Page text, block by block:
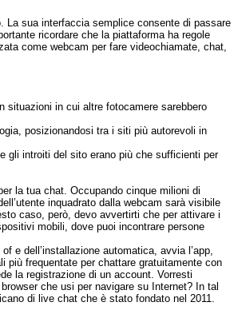
La sua interfaccia semplice consente di passare
ricordare che la piattaforma ha regole
come webcam per fare videochiamate, chat,
situazioni in cui altre fotocamere sarebbero
posizionandosi tra i siti più autorevoli in
gli introiti del sito erano più che sufficienti per
la tua chat. Occupando cinque milioni di
inquadrato dalla webcam sarà visibile
caso, però, devo avvertirti che per attivare i
mobili, dove puoi incontrare persone
e dell’installazione automatica, avvia l’app,
più frequentate per chattare gratuitamente con
la registrazione di un account. Vorresti
che usi per navigare su Internet? In tal
di live chat che è stato fondato nel 2011.